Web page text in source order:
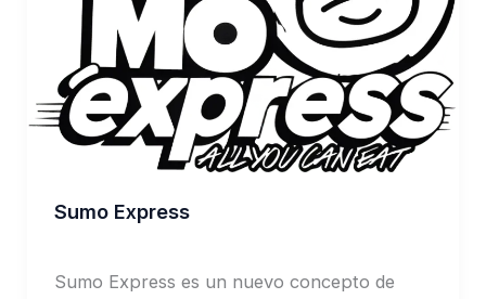
Sumo Express
Sumo Express es un nuevo concepto de